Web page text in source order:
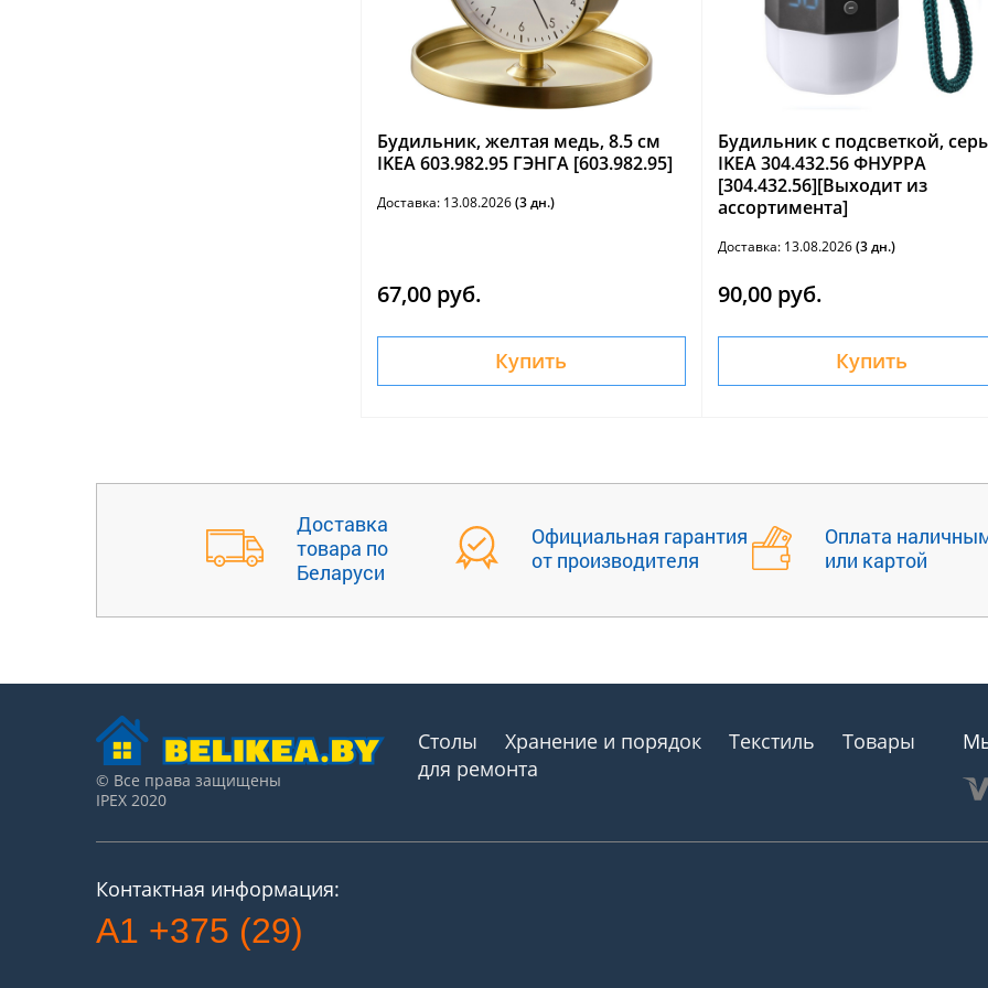
Будильник, желтая медь, 8.5 см
IKEA 603.982.95 ГЭНГА [603.982.95]
Доставка: 13.08.2026(3 дн.)
67,00 руб.
Купить
Будильник с подсветкой,
IKEA 304.432.56 ФНУРРА
[304.432.56][Выходит из
ассортимента]
Доставка: 13.08.2026(3 дн.)
90,00 руб.
Купить
Доставка
товара по
Беларуси
Официальная гарантия
от производителя
Оплата
или картой
© Все права защищены
IPEX 2020
Столы Хранение и порядок Текстиль
Товары
для ремонта
Контактная информация:
A1 +375 (29)